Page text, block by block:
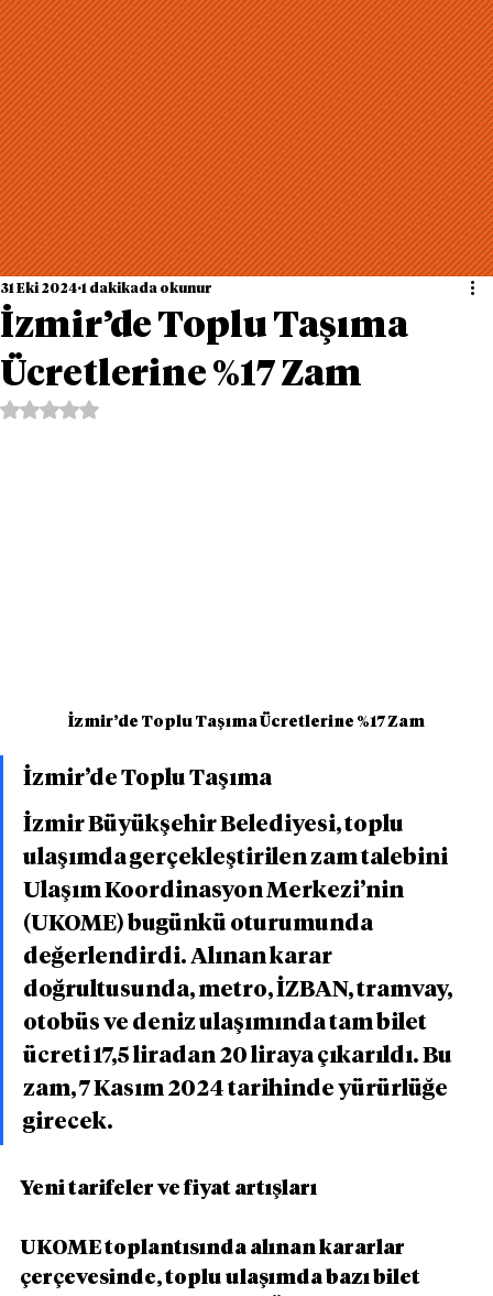
İzmir’de Toplu Taşıma
Ücretlerine %17 Zam
31 Eki 2024 1 dakikada okunur
5 üzerinden NaN yıldız
İzmir’de Toplu Taşıma Ücretlerine %17 Zam
İzmir’de Toplu Taşıma
İzmir Büyükşehir Belediyesi, toplu
ulaşımda gerçekleştirilen zam talebini
Ulaşım Koordinasyon Merkezi’nin
(UKOME) bugünkü oturumunda
değerlendirdi. Alınan karar
doğrultusunda, metro, İZBAN, tramvay,
otobüs ve deniz ulaşımında tam bilet
ücreti 17,5 liradan 20 liraya çıkarıldı. Bu
zam, 7 Kasım 2024 tarihinde yürürlüğe
girecek.
Yeni tarifeler ve fiyat artışları
UKOME toplantısında alınan kararlar
çerçevesinde, toplu ulaşımda bazı bilet